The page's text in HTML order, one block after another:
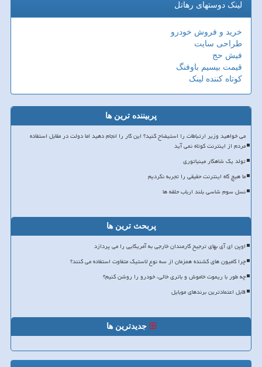
لینک دوستهای رهاتل
خرید و فروش خودرو
طراحی سایت
فیش حج
قیمت بیسیم باوفنگ
کوتاه کننده لینک
پربیننده ترین ها
می خواهید وزیر ارتباطات را استیضاح کنید؟ این کار را انجام دهید اما دولت در مقابل استفاده
مردم از اینترنت کوتاه نمی آید
تولد یک شاهکار مینیاتوری
ما هیچ گاه اینترنت حقیقی را تجربه نکردیم
نسل سوم شاسی بلند ارباب حلقه ها
پربحث ترین ها
اوپن ای آی بهای ترجیح کارمندان خارجی به آمریکایی را می پردازد
چرا کامیون های کشنده همزمان از سه نوع لاستیک متفاوت استفاده می کنند؟
چه طور با ریموت خاموش و باتری خالی، خودرو را روشن کنیم؟
قابل اعتمادترین برندهای موبایل
جدیدترین ها